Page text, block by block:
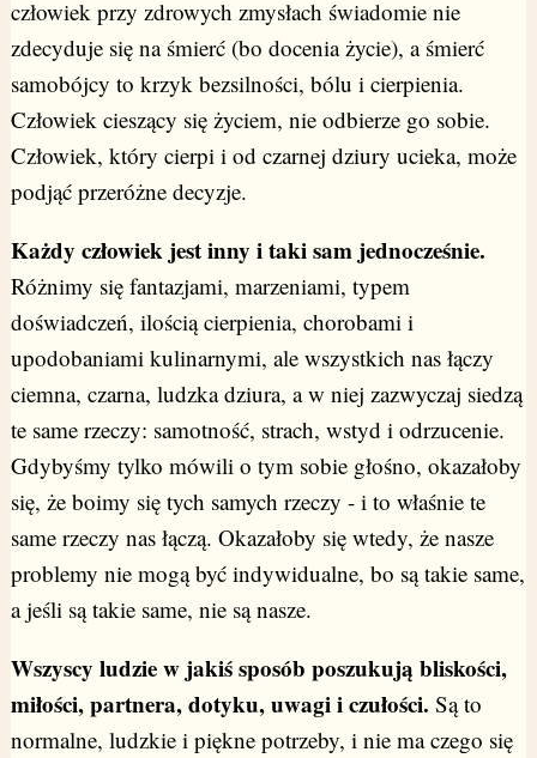
człowiek przy zdrowych zmysłach świadomie nie
zdecyduje się na śmierć (bo docenia życie), a śmierć
samobójcy to krzyk bezsilności, bólu i cierpienia.
Człowiek cieszący się życiem, nie odbierze go sobie.
Człowiek, który cierpi i od czarnej dziury ucieka, może
podjąć przeróżne decyzje.
Każdy człowiek jest inny i taki sam jednocześnie.
Różnimy się fantazjami, marzeniami, typem
doświadczeń, ilością cierpienia, chorobami i
upodobaniami kulinarnymi, ale wszystkich nas łączy
ciemna, czarna, ludzka dziura, a w niej zazwyczaj siedzą
te same rzeczy: samotność, strach, wstyd i odrzucenie.
Gdybyśmy tylko mówili o tym sobie głośno, okazałoby
się, że boimy się tych samych rzeczy - i to właśnie te
same rzeczy nas łączą. Okazałoby się wtedy, że nasze
problemy nie mogą być indywidualne, bo są takie same,
a jeśli są takie same, nie są nasze.
Wszyscy ludzie w jakiś sposób poszukują bliskości,
miłości, partnera, dotyku, uwagi i czułości. Są to
normalne, ludzkie i piękne potrzeby, i nie ma czego się